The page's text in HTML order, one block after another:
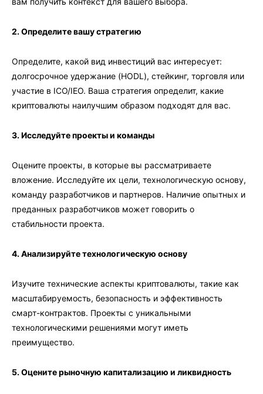
2. Определите вашу стратегию
Определите, какой вид инвестиций вас интересует:
долгосрочное удержание (HODL), стейкинг, торговля или
участие в ICO/IEO. Ваша стратегия определит, какие
криптовалюты наилучшим образом подходят для вас.
3. Исследуйте проекты и команды
Оцените проекты, в которые вы рассматриваете
вложение. Исследуйте их цели, технологическую основу,
команду разработчиков и партнеров. Наличие опытных и
преданных разработчиков может говорить о
стабильности проекта.
4. Анализируйте технологическую основу
Изучите технические аспекты криптовалюты, такие как
масштабируемость, безопасность и эффективность
смарт-контрактов. Проекты с уникальными
технологическими решениями могут иметь
преимущество.
5. Оцените рыночную капитализацию и ликвидность